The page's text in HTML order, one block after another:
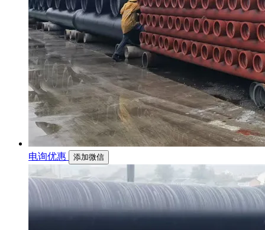
电询优惠 添加微信